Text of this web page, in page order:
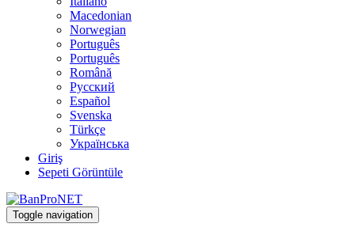
Macedonian
Norwegian
Português
Português
Română
Русский
Español
Svenska
Türkçe
Українська
Giriş
Sepeti Görüntüle
Toggle navigation